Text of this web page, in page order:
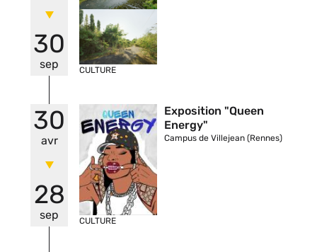
30
sep CULTURE
30
avr
28
sep
Vignette
Exposition "Queen
Energy"
Campus de Villejean (Rennes)
CULTURE